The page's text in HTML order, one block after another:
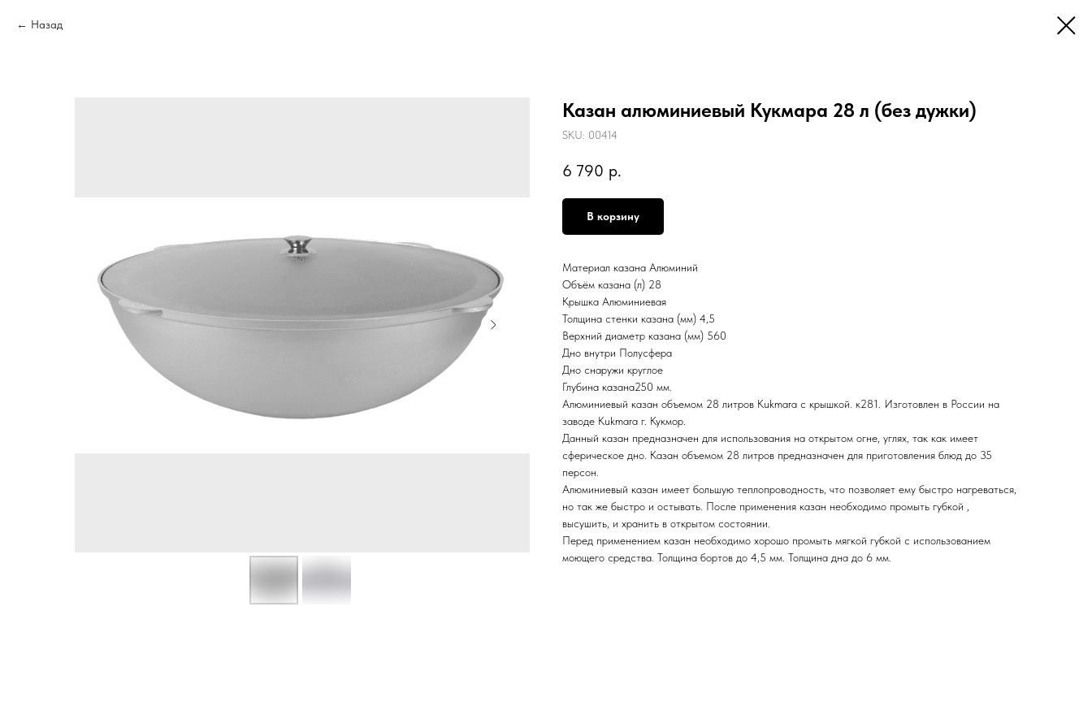
Назад
Казан алюминиевый Кукмара 28 л (без дужки)
SKU: 00414
6 790 р.
В корзину
Материал казана Алюминий
Объём казана (л) 28
Крышка Алюминиевая
Толщина стенки казана (мм) 4,5
Верхний диаметр казана (мм) 560
Дно внутри Полусфера
Дно снаружи круглое
Глубина казана250 мм.
Алюминиевый казан объемом 28 литров Kukmara с крышкой. к281. Изготовлен в России на
заводе Kukmara г. Кукмор.
Данный казан предназначен для использования на открытом огне, углях, так как имеет
сферическое дно. Казан объемом 28 литров предназначен для приготовления блюд до 35
персон.
Алюминиевый казан имеет большую теплопроводность, что позволяет ему быстро нагреваться,
но так же быстро и остывать. После применения казан необходимо промыть губкой ,
высушить, и хранить в открытом состоянии.
Перед применением казан необходимо хорошо промыть мягкой губкой с использованием
моющего средства. Толщина бортов до 4,5 мм. Толщина дна до 6 мм.